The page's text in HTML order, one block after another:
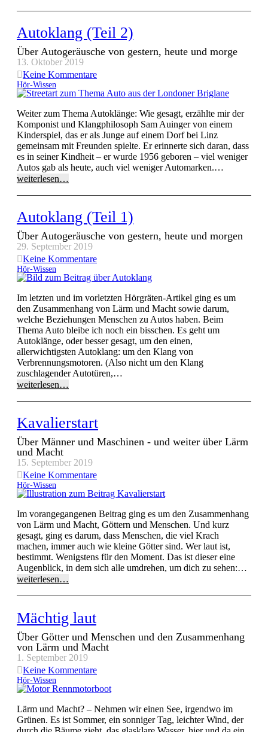
Autoklang (Teil 2)
Über Autogeräusche von gestern, heute und morge
13. Oktober 2019
Keine Kommentare
Hör-Wissen
Weiter zum Thema Autoklänge: Wie gesagt, erzählte mir der
Komponist und Klangphilosoph Sam Auinger von einem
Kinderspiel, das er als Junge auf einem Dorf bei Linz
gemeinsam mit Freunden spielte. Er erinnerte sich daran, dass
es in seiner Kindheit – er wurde 1956 geboren – viel weniger
Autos gab als heute, auch viel weniger Automarken.…
weiterlesen…
Autoklang (Teil 1)
Über Autogeräusche von gestern, heute und morgen
29. September 2019
Keine Kommentare
Hör-Wissen
Im letzten und im vorletzten Hörgräten-Artikel ging es um
den Zusammenhang von Lärm und Macht sowie darum,
welche Beziehungen Menschen zu Autos haben. Beim
Thema Auto bleibe ich noch ein bisschen. Es geht um
Autoklänge, oder besser gesagt, um den einen,
allerwichtigsten Autoklang: um den Klang von
Verbrennungsmotoren. (Also nicht um den Klang
zuschlagender Autotüren,…
weiterlesen…
Kavalierstart
Über Männer und Maschinen - und weiter über Lärm
und Macht
15. September 2019
Keine Kommentare
Hör-Wissen
Im vorangegangenen Beitrag ging es um den Zusammenhang
von Lärm und Macht, Göttern und Menschen. Und kurz
gesagt, ging es darum, dass Menschen, die viel Krach
machen, immer auch wie kleine Götter sind. Wer laut ist,
bestimmt. Wenigstens für den Moment. Das ist dieser eine
Augenblick, in dem sich alle umdrehen, um dich zu sehen:…
weiterlesen…
Mächtig laut
Über Götter und Menschen und den Zusammenhang
von Lärm und Macht
1. September 2019
Keine Kommentare
Hör-Wissen
Lärm und Macht? – Nehmen wir einen See, irgendwo im
Grünen. Es ist Sommer, ein sonniger Tag, leichter Wind, der